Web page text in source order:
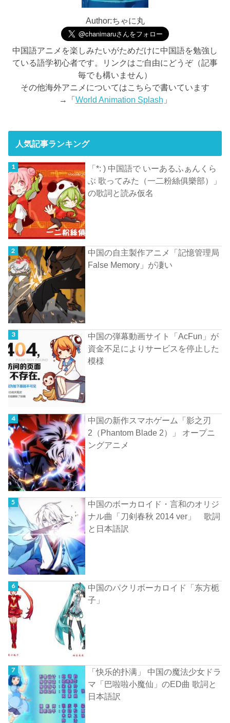
Author:ちゃに丸
中国語アニメを楽しみたいがためだけに中国語を勉強し
ている語学初心者です。リンクはご自由にどうぞ（記事
毎でも構いません）
その他海外アニメについてはこちらで書いています
→「World Animation Splash 」
人気記事ランキング
「*: ) 中国語で いーあるふぁんくら
ぶ 歌ってみた（一二粉絲俱樂部）」
の歌詞と読み仮名
中国の自主製作アニメ「記憶管理局
False Memory」が凄い
中国の弾幕動画サイト「AcFun」が
資金不足によりサービスを停止した
模様
中国の新作スマホゲーム「影之刃
2（Phantom Blade 2）」 オープニ
ングアニメ
中国のボーカロイド・言和のオリジ
ナル曲「刀剣春秋 2014 ver」 歌詞
と日本語訳
中国のパクリボーカロイド「东方栀
子」
「快乐的扑满」 中国の魔法少女ドラ
マ「巴啦啦小魔仙」のED曲 歌詞と
日本語訳